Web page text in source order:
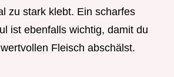
zu stark klebt. Ein scharfes
ist ebenfalls wichtig, damit du
Fleisch abschälst.